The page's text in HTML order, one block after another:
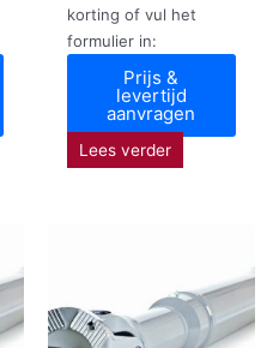
korting of vul het
formulier in:
Prijs &
levertijd
aanvragen
Lees verder